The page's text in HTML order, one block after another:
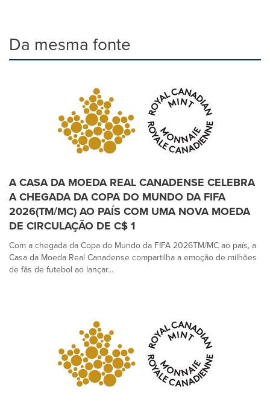
Da mesma fonte
A CASA DA MOEDA REAL CANADENSE CELEBRA
A CHEGADA DA COPA DO MUNDO DA FIFA
2026(TM/MC) AO PAÍS COM UMA NOVA MOEDA
DE CIRCULAÇÃO DE C$ 1
Com a chegada da Copa do Mundo da FIFA 2026TM/MC ao país, a
Casa da Moeda Real Canadense compartilha a emoção de milhões
de fãs de futebol ao lançar...